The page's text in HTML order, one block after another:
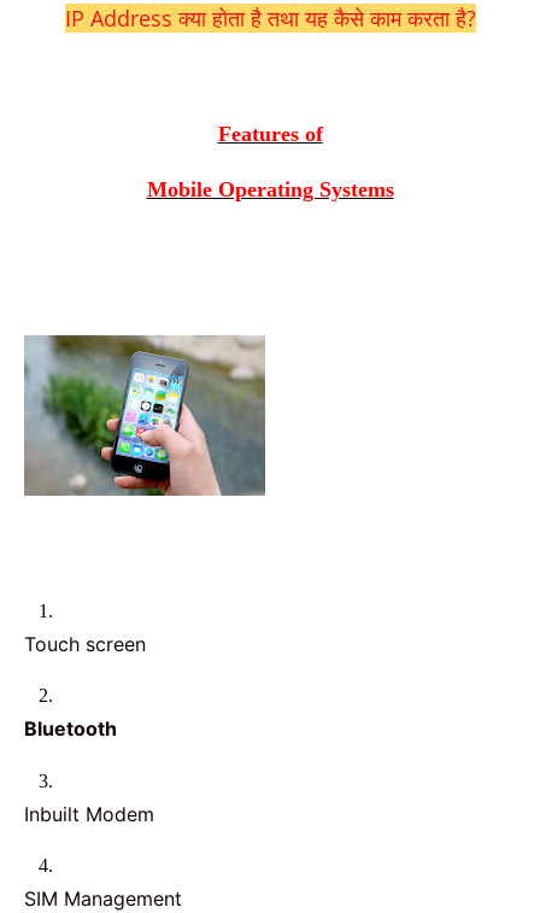
IP Address क्या होता है तथा यह कैसे काम करता है?
Features of
Mobile Operating Systems
1.
Touch screen
2.
Bluetooth
3.
Inbuilt Modem
4.
SIM Management